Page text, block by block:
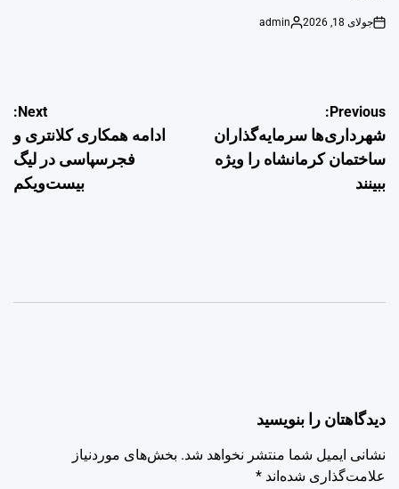
on
جولای 18, 2026
Posted
admin
راهبری
نوشته
Previous:
شهرداری‌ها سرمایه‌گذاران
ساختمان کرمانشاه را ویژه
ببینند
Next:
ادامه همکاری کلانتری و
فجرسپاسی در لیگ
بیست‌ویکم
دیدگاهتان را بنویسید
نشانی ایمیل شما منتشر نخواهد شد. بخش‌های موردنیاز
علامت‌گذاری شده‌اند *